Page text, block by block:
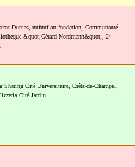
Dumas, nufnuf-art fondation, Communauté
&quot;Gérard Nordmann&quot;
24
Sharing Cité Universitaire, Crêts-de-Champel
Cité Jardin